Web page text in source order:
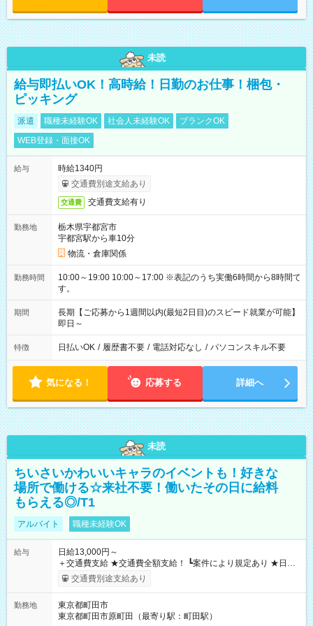
未読
給与即払いOK！高時給！日勤のお仕事！梱包・
ピッキング
派遣 職種未経験OK 社会人未経験OK
ブランクOK
WEB登録・面接OK
給与
時給1340円
交通費別途支給あり
交通費 交通費支給有り
勤務地
栃木県宇都宮市
宇都宮駅から車10分
物流・倉庫関係
勤務時間
10:00～19:00 10:00～17:00 ※表記のうち実働6時間から8時間で
す。
期間
長期【ご応募から1週間以内(最短2日目)のスピード就業が可能】
即日～
特徴 日払いOK / 履歴書不要 / 電話対応なし / パソコンスキル不要
気になる！ 応募する 詳細へ
未読
ちいさいかわいいキャラのイベントも！好きな
場所で働ける☆来社不要！働いたその日に給料
もらえる◎/T1
アルバイト 職種未経験OK
給与
日給13,000円～
＋交通費支給 ★交通費全額支給！ ┗案件により規定あり ★日払
いOK！（規定あり） ┗働いたその日に現金GET♪ お仕事後はコ
ンビニATMから 日払い分を引き落とせます！ 【試用期間】試
交通費別途支給あり
勤務地
東京都町田市
東京都町田市原町田（最寄り駅：町田駅）